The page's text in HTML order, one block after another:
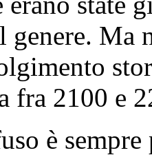
genere. Ma
fra 2100 e
è